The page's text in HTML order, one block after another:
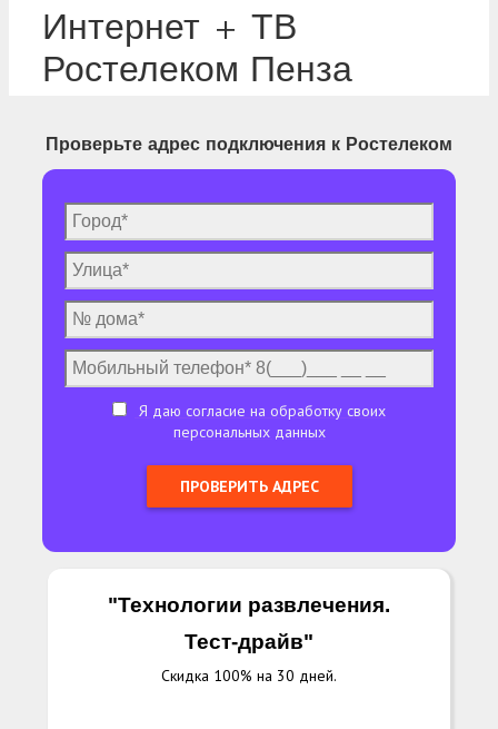
Интернет + ТВ
Ростелеком Пенза
Проверьте адрес подключения к Ростелеком
Я даю согласие на обработку своих
персональных данных
"Технологии развлечения.
Тест-драйв"
Скидка 100% на 30 дней.